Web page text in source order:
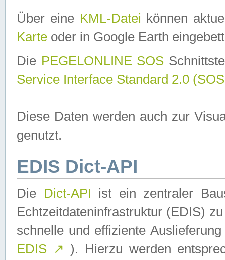
Über eine KML-Datei können
Karte oder in Google Earth
Die PEGELONLINE SOS
Service Interface Standard 2.0
Diese Daten werden auch zur
genutzt.
EDIS Dict-API
Die Dict-API ist ein zentraler
Echtzeitdateninfrastruktur (EDIS)
schnelle und effiziente
EDIS ↗ ). Hierzu werden